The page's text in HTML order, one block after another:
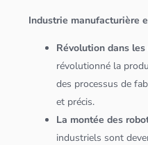
Industrie manufacturière
Révolution dans les
révolutionné la
des processus de
et précis.
La montée des
industriels sont